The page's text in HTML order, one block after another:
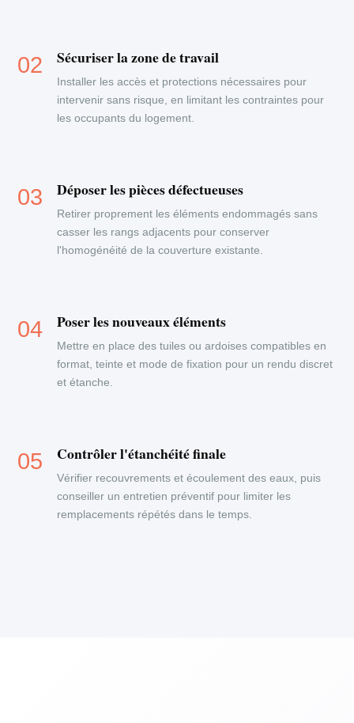
Sécuriser la zone de travail
Installer les accès et protections nécessaires pour
intervenir sans risque, en limitant les contraintes pour
les occupants du logement.
Déposer les pièces défectueuses
Retirer proprement les éléments endommagés sans
casser les rangs adjacents pour conserver
l'homogénéité de la couverture existante.
Poser les nouveaux éléments
Mettre en place des tuiles ou ardoises compatibles en
format, teinte et mode de fixation pour un rendu discret
et étanche.
Contrôler l'étanchéité finale
Vérifier recouvrements et écoulement des eaux, puis
conseiller un entretien préventif pour limiter les
remplacements répétés dans le temps.